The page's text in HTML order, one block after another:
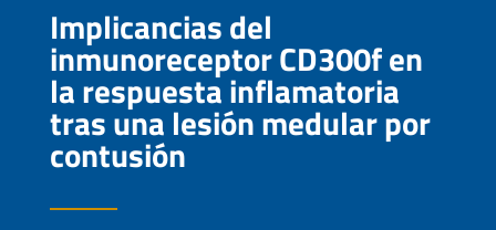
Implicancias del
inmunoreceptor CD300f en
la respuesta inflamatoria
tras una lesión medular por
contusión